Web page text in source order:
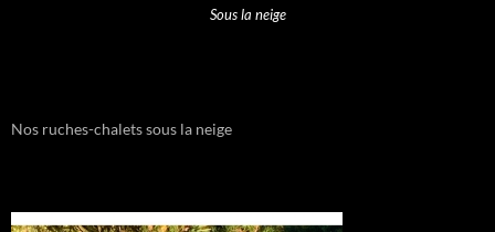
Sous la neige
Nos ruches-chalets sous la neige